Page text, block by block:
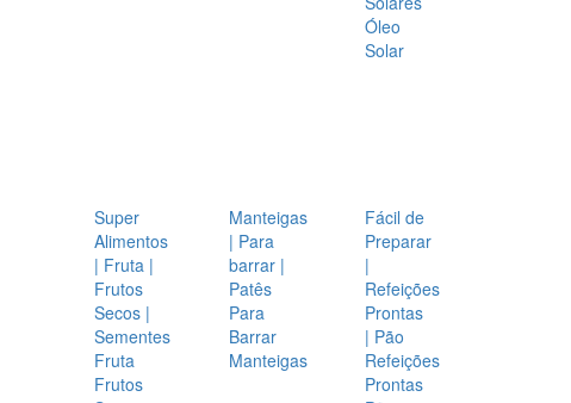
Óleo
Solar
Super
Alimentos
| Fruta |
Frutos
Secos |
Sementes
Fruta
Frutos
Manteigas
| Para
barrar |
Patês
Para
Barrar
Manteigas
Fácil de
Preparar
|
Refeições
Prontas
| Pão
Refeições
Prontas